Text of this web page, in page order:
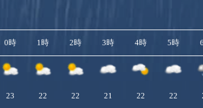
0時 1時 2時 3時 4時 5時
23 22 22 21 22 22